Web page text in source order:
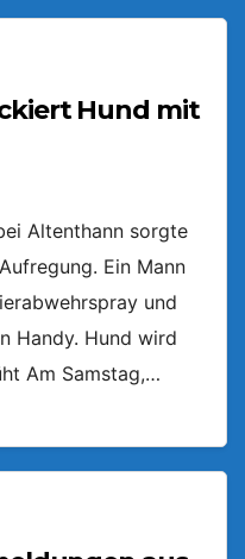
Hund mit
Altenthann sorgte
Ein Mann
und
Handy. Hund wird
Am Samstag,…